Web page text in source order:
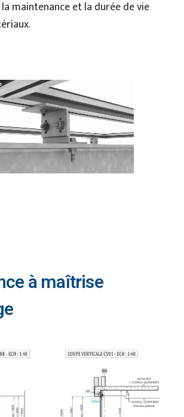
maintenance et la durée de vie
à maîtrise